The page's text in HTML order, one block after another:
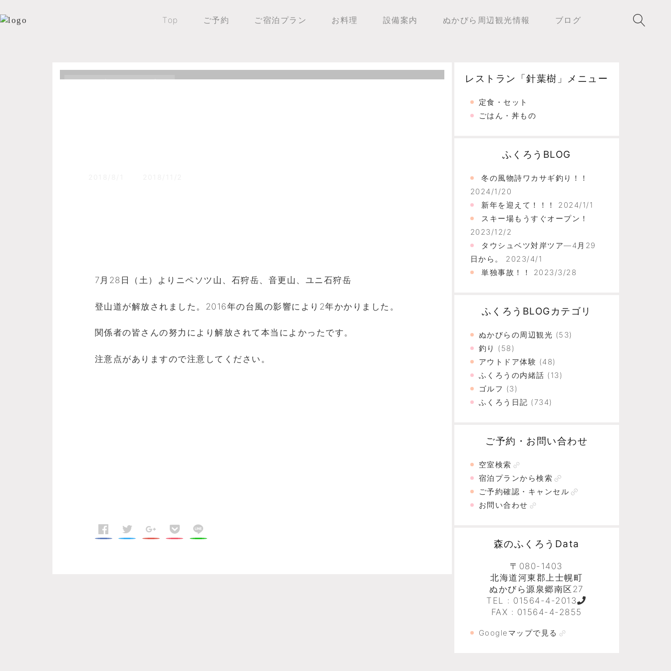
Top ご予約 ご宿泊プラン お料理 設備案内 ぬかびら周辺観光情報 ブログ
Top 森のふくろうブログ
7月28日（土）よりニペソツ山、石狩岳、音更山、ユニ石狩岳
登山道が解放されました。2016年の台風の影響により2年かかりました。
関係者の皆さんの努力により解放されて本当によかったです。
注意点がありますので注意してください。
レストラン「針葉樹」メニュー
定食・セット
ごはん・丼もの
ふくろうBLOG
冬の風物詩ワカサギ釣り！！
2024/1/20
新年を迎えて！！！
2024/1/1
スキー場もうすぐオープン！
2023/12/2
タウシュベツ対岸ツア―4月29
日から。
2023/4/1
単独事故！！
2023/3/28
ふくろうBLOGカテゴリ
ぬかびらの周辺観光 (53)
釣り (58)
アウトドア体験 (48)
ふくろうの内緒話 (13)
ゴルフ (3)
ふくろう日記 (734)
ご予約・お問い合わせ
空室検索
宿泊プランから検索
ご予約確認・キャンセル
お問い合わせ
森のふくろうData
〒080-1403
北海道河東郡上士幌町
ぬかびら源泉郷南区27
TEL : 01564-4-2013
FAX : 01564-4-2855
Googleマップで見る